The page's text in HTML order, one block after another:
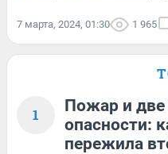
7 марта, 2024, 01:30 1 965
1
Пожар и
опасности:
пережила